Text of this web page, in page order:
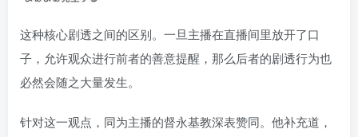
这种核心剧透之间的区别。一旦主播在直播间里放开了口
子，允许观众进行前者的善意提醒，那么后者的剧透行为也
必然会随之大量发生。
针对这一观点，同为主播的督永基教深表赞同。他补充道，